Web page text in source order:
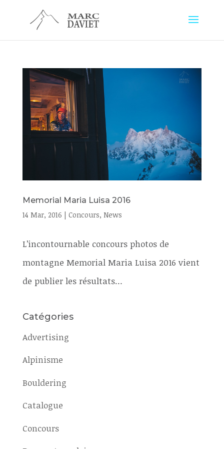
Memorial Maria Luisa 2016
14 Mar, 2016 | Concours, News
L’incontournable concours photos de
montagne Memorial Maria Luisa 2016 vient
de publier les résultats…
Catégories
Advertising
Alpinisme
Bouldering
Catalogue
Concours